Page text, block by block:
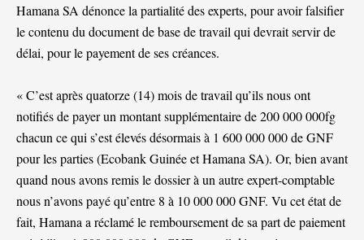
Hamana SA dénonce la partialité des experts, pour avoir falsifier
le contenu du document de base de travail qui devrait servir de
délai, pour le payement de ses créances.
« C’est après quatorze (14) mois de travail qu’ils nous ont
notifiés de payer un montant supplémentaire de 200 000 000fg
chacun ce qui s’est élevés désormais à 1 600 000 000 de GNF
pour les parties (Ecobank Guinée et Hamana SA). Or, bien avant
quand nous avons remis le dossier à un autre expert-comptable
nous n’avons payé qu’entre 8 à 10 000 000 GNF. Vu cet état de
fait, Hamana a réclamé le remboursement de sa part de paiement